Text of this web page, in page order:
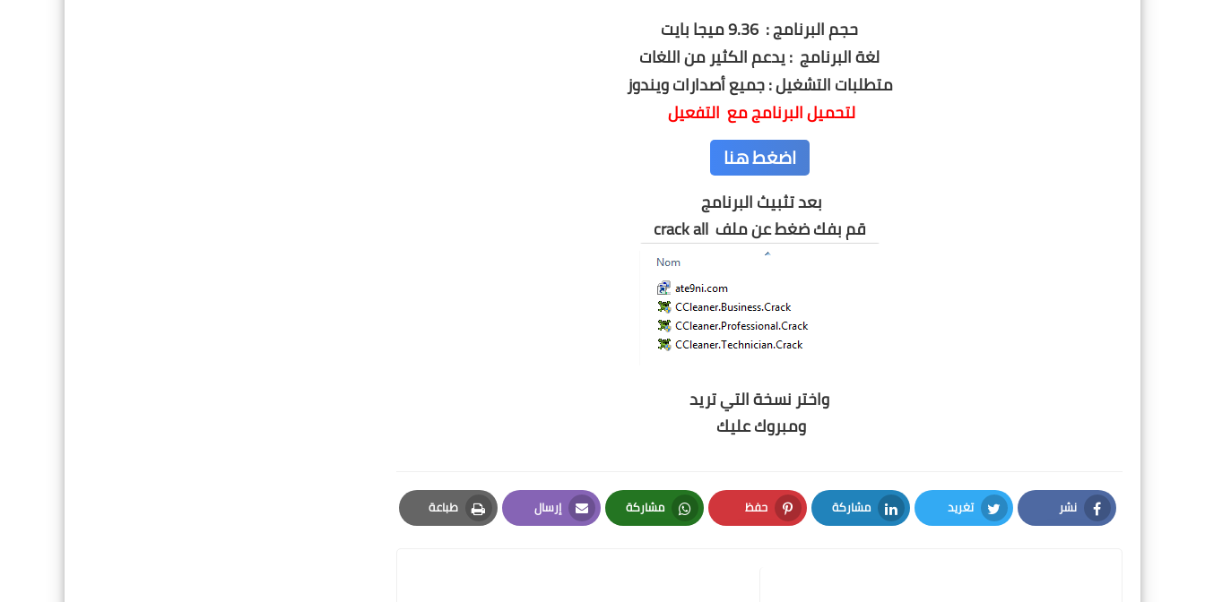
حجم البرنامج : 9.36 ميجا بايت
لغة البرنامج : يدعم الكثير من اللغات
متطلبات التشغيل : جميع أصدارات ويندوز
لتحميل البرنامج مع التفعيل
اضغط هنا
بعد تثبيث البرنامج
قم بفك ضغط عن ملف crack all
واختر نسخة التي تريد
ومبروك عليك
نشر
Facebook
تغريد
Twitter
مشاركة
LinkedIn
حفظ
Pinterest
مشاركة
Whatsapp
إرسال
Email
طباعة
Print